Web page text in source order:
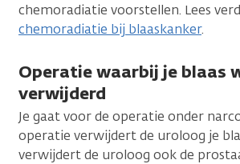
chemoradiatie voorstellen. Lees
chemoradiatie bij blaaskanker.
Operatie waarbij je blaas
verwijderd
Je gaat voor de operatie onder
operatie verwijdert de uroloog je
verwijdert de uroloog ook de